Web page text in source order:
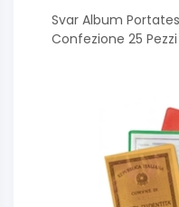
Svar Album
Confezione 25 Pezzi